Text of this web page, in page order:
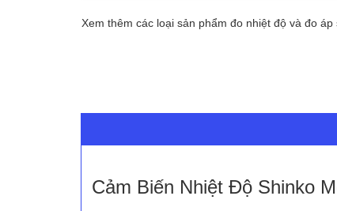
Xem thêm các loại sản phẩm đo nhiệt độ và đo áp
Cảm Biến Nhiệt Độ Shinko